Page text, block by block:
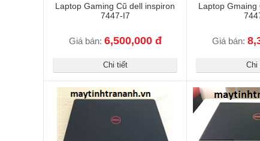
Laptop Gaming Cũ dell inspiron
7447-I7
Giá bán: 6,500,000 đ
Chi tiết
Laptop Gmaing
Giá bán:
Chi